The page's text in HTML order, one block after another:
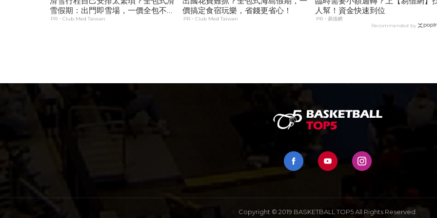
雪假期：出門即雪場，一價全包不怕
預算爆表！
PR・Club Med Taiwan
價搞定食宿玩樂，省錢更省心！
PR・Club Med Taiwan
人幫！資金快速到位
PR・易借網
Recommended by
Copyright © 2019 BASKETBALL TOP5 All Rights Reserved.